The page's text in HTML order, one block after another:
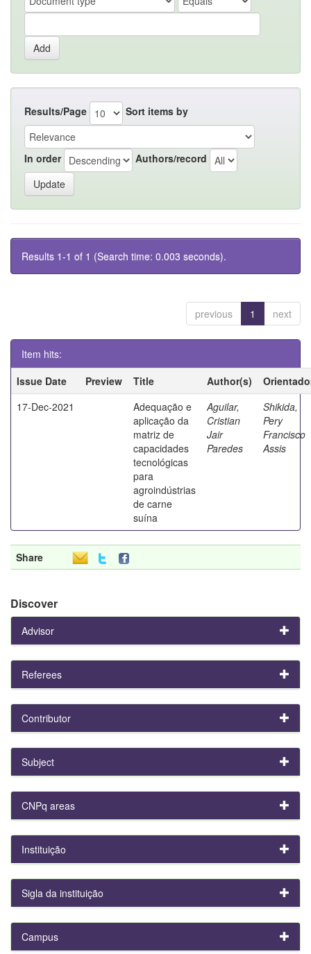
Results/Page Sort items by
In order Authors/record
Results 1-1 of 1 (Search time: 0.003 seconds).
previous 1 next
Item hits:
Issue Date
Preview Title Author(s)
17-Dec-2021
Adequação e
aplicação da
matriz de
capacidades
tecnológicas
para
agroindústrias
de carne
suína
Aguilar,
Cristian
Jair
Paredes
Shikida,
Pery
Francisco
Assis
Share
Discover
Advisor
Referees
Contributor
Subject
CNPq areas
Instituição
Sigla da instituição
Campus